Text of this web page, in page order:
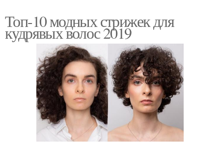
Топ-10 модных стрижек для
кудрявых волос 2019